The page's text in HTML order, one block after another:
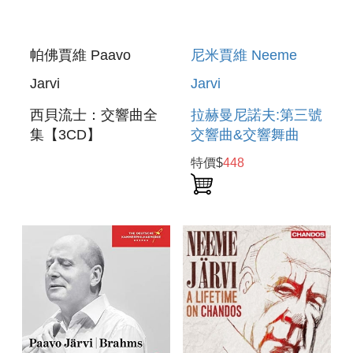
帕佛賈維 Paavo
Jarvi
西貝流士：交響曲全
集【3CD】
尼米賈維 Neeme
Jarvi
拉赫曼尼諾夫:第三號
交響曲&交響舞曲
RACHMANINOV :
SYMPHONY NO.3 &
SYMPHONIC
特價$448